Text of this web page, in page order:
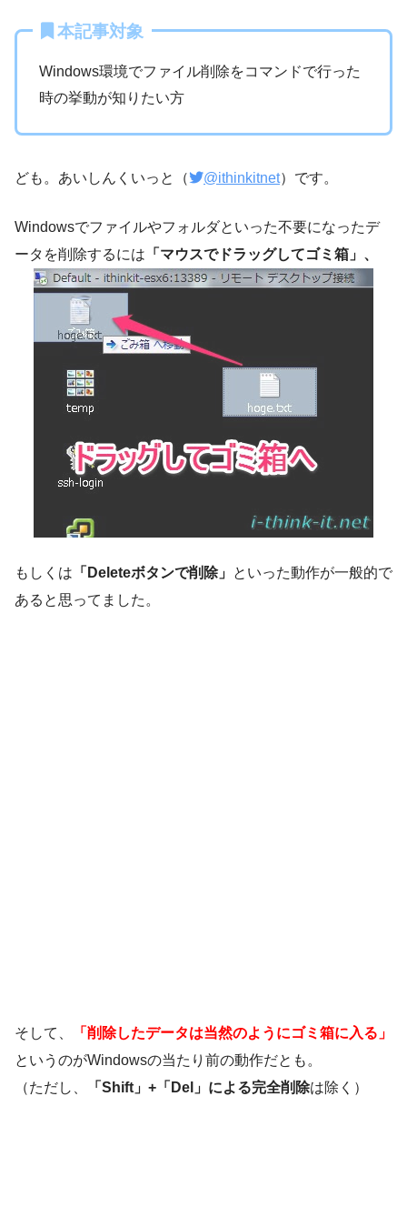
本記事対象
Windows環境でファイル削除をコマンドで行った
時の挙動が知りたい方
ども。あいしんくいっと（ @ithinkitnet）です。
Windowsでファイルやフォルダといった不要になったデ
ータを削除するには 「マウスでドラッグしてゴミ箱」、
もしくは 「Deleteボタンで削除」 といった動作が一般的で
あると思ってました。